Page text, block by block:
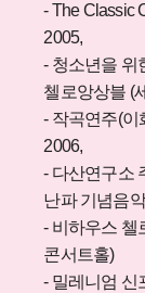
- The Classic
2005,
- 청소년을 위
첼로앙상블 (
- 작곡연주(이
2006,
- 다산연구소
난파 기념음
- 비하우스 첼
콘서트홀)
- 밀레니엄 신